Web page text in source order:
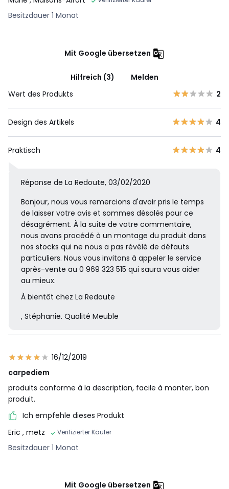
Besitzdauer 1 Monat
Mit Google übersetzen
Hilfreich (3)
Melden
Wert des Produkts
2
Design des Artikels 4
Praktisch 4
Réponse de La Redoute, 03/02/2020
Bonjour, nous vous remercions d'avoir pris le temps
de laisser votre avis et sommes désolés pour ce
désagrément. À la suite de votre commentaire,
nous avons procédé à un montage du produit dans
nos stocks qui ne nous a pas révélé de défauts
particuliers. Nous vous invitons à appeler le service
après-vente au 0 969 323 515 qui saura vous aider
au mieux.
À bientôt chez La Redoute
, Stéphanie. Qualité Meuble
16/12/2019
carpediem
produits conforme à la description, facile à monter, bon
produit.
Ich empfehle dieses Produkt
Eric , metz Verifizierter Käufer
Besitzdauer 1 Monat
Mit Google übersetzen